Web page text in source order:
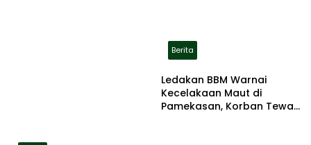
Berita
Ledakan BBM Warnai
Kecelakaan Maut di
Pamekasan, Korban Tewas